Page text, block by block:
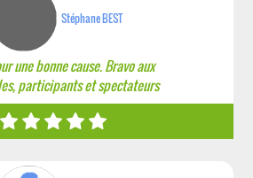
Stéphane BEST
une bonne cause. Bravo aux
participants et spectateurs